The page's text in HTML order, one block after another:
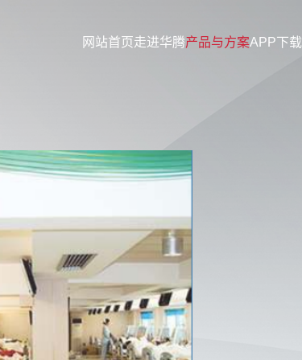
网站首页走进华腾产品与方案APP下载